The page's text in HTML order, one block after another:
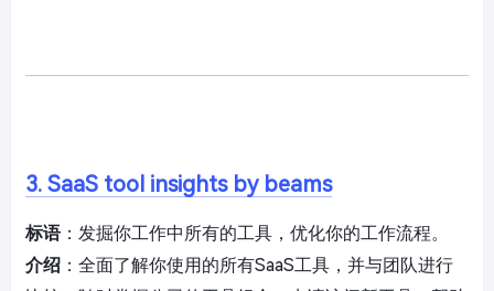
3. SaaS tool insights by beams
标语：发掘你工作中所有的工具，优化你的工作流程。
介绍 ：全面了解你使用的所有SaaS工具，并与团队进行